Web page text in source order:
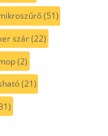
(51)
szár(22)
(2)
(21)